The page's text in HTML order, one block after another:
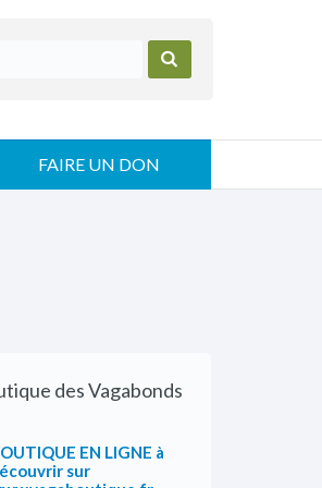
FAIRE UN DON
des Vagabonds
EN LIGNE à
sur